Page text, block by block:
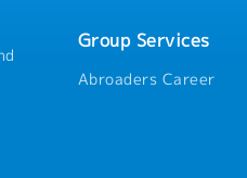
quality
Group Services
Abroaders Career